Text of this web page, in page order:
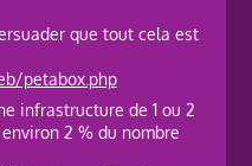
que tout cela est
petabox.php
infrastructure de 1 ou 2
2 % du nombre